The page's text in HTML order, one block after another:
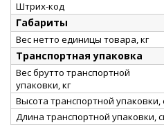
Штрих-код
Габариты
Вес нетто единицы товара, кг
Транспортная упаковка
Вес брутто транспортной
упаковки, кг
Высота транспортной упаковки,
Длина транспортной упаковки,